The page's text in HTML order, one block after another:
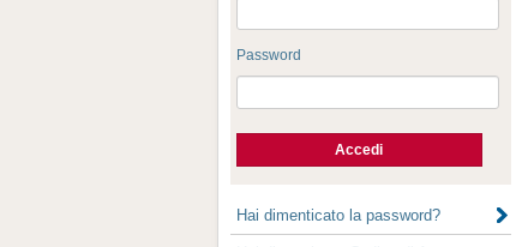
Password
Hai dimenticato la password?